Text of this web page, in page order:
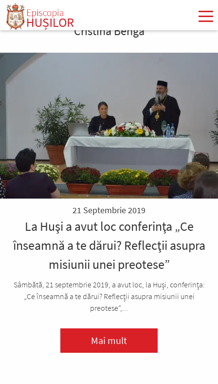
Mergi
conţinutul
Cristina Benga
21 Septembrie 2019
La Huşi a avut loc conferinţa „Ce
înseamnă a te dărui? Reflecţii asupra
misiunii unei preotese”
Sâmbătă, 21 septembrie 2019, a avut loc, la Huşi, conferinţa:
„Ce înseamnă a te dărui? Reflecţii asupra misiunii unei
preotese”,...
Mai mult